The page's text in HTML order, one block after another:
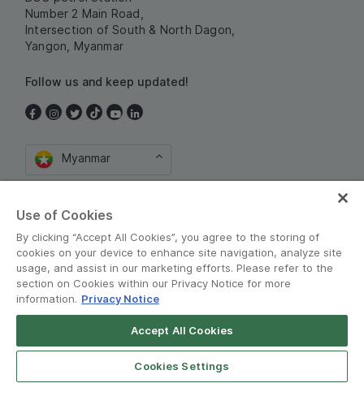
Number 2 Main Road,
Intersection of South & North Dagon,
Yangon, Myanmar
Follow us and keep updated!
Myanmar
စည်းကမ်းသတ်မှတ်ချက်များနှင့် မူဝါဒမျာ
© Grab 2010 - 2026
Use of Cookies
By clicking “Accept All Cookies”, you agree to the storing of
cookies on your device to enhance site navigation, analyze site
usage, and assist in our marketing efforts. Please refer to the
section on Cookies within our Privacy Notice for more
information. Privacy Notice
Accept All Cookies
Cookies Settings